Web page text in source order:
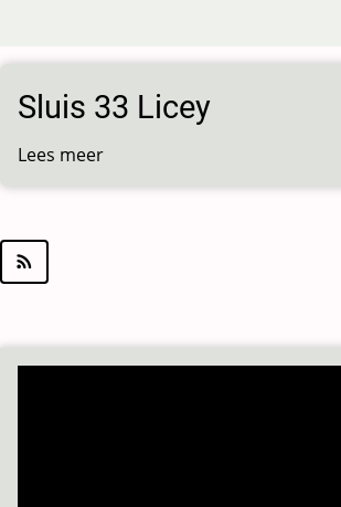
naar
de
inhoud
gaan
Sluis 33 Licey
Lees meer